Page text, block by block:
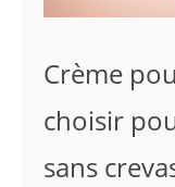
Crème
choisir
sans